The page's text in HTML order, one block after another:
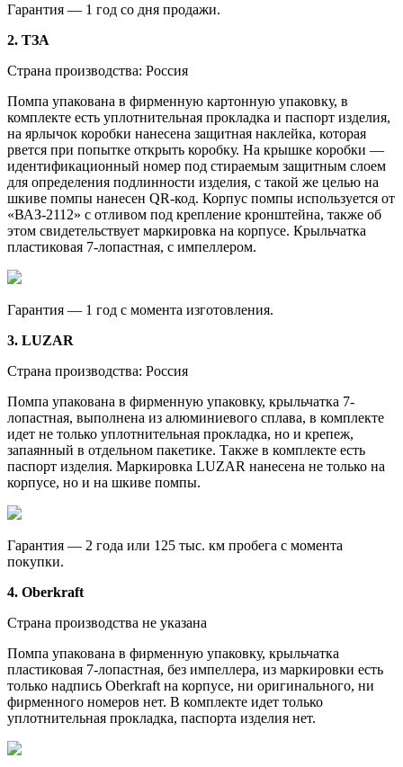
Гарантия — 1 год со дня продажи.
2. ТЗА
Страна производства: Россия
Помпа упакована в фирменную картонную упаковку, в
комплекте есть уплотнительная прокладка и паспорт изделия,
на ярлычок коробки нанесена защитная наклейка, которая
рвется при попытке открыть коробку. На крышке коробки —
идентификационный номер под стираемым защитным слоем
для определения подлинности изделия, с такой же целью на
шкиве помпы нанесен QR-код. Корпус помпы используется от
«ВАЗ-2112» с отливом под крепление кронштейна, также об
этом свидетельствует маркировка на корпусе. Крыльчатка
пластиковая 7-лопастная, с импеллером.
Гарантия — 1 год с момента изготовления.
3. LUZAR
Страна производства: Россия
Помпа упакована в фирменную упаковку, крыльчатка 7-
лопастная, выполнена из алюминиевого сплава, в комплекте
идет не только уплотнительная прокладка, но и крепеж,
запаянный в отдельном пакетике. Также в комплекте есть
паспорт изделия. Маркировка LUZAR нанесена не только на
корпусе, но и на шкиве помпы.
Гарантия — 2 года или 125 тыс. км пробега с момента
покупки.
4. Oberkraft
Страна производства не указана
Помпа упакована в фирменную упаковку, крыльчатка
пластиковая 7-лопастная, без импеллера, из маркировки есть
только надпись Oberkraft на корпусе, ни оригинального, ни
фирменного номеров нет. В комплекте идет только
уплотнительная прокладка, паспорта изделия нет.